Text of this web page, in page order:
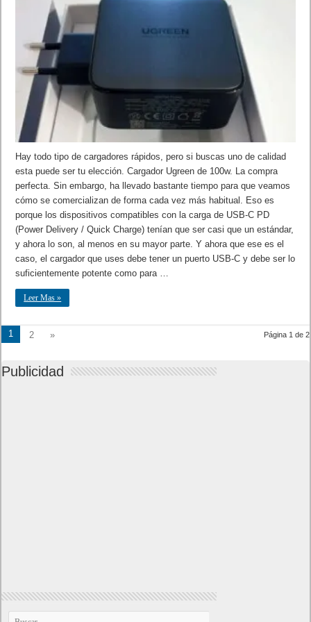
Hay todo tipo de cargadores rápidos, pero si buscas uno de calidad
esta puede ser tu elección. Cargador Ugreen de 100w. La compra
perfecta. Sin embargo, ha llevado bastante tiempo para que veamos
cómo se comercializan de forma cada vez más habitual. Eso es
porque los dispositivos compatibles con la carga de USB-C PD
(Power Delivery / Quick Charge) tenían que ser casi que un estándar,
y ahora lo son, al menos en su mayor parte. Y ahora que ese es el
caso, el cargador que uses debe tener un puerto USB-C y debe ser lo
suficientemente potente como para …
Leer Mas »
Página 1 de 2
1 2 »
Publicidad